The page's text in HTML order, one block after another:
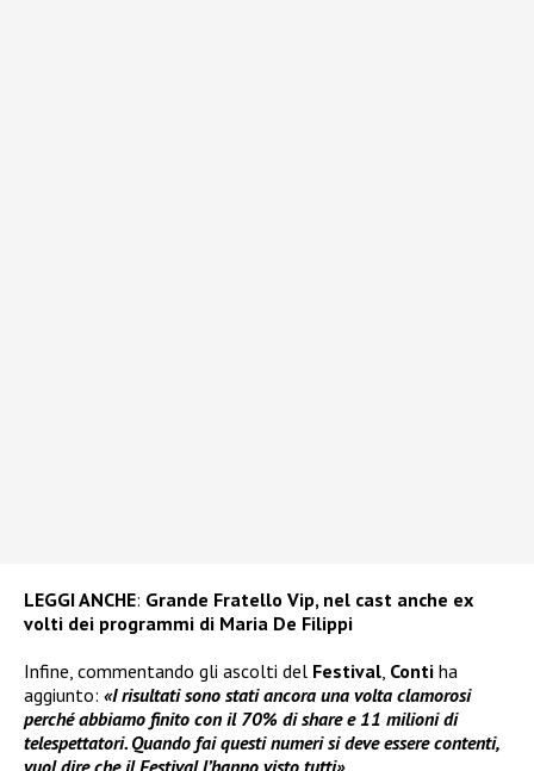
LEGGI ANCHE: Grande Fratello Vip, nel cast anche ex
volti dei programmi di Maria De Filippi
Infine, commentando gli ascolti del Festival, Conti ha
aggiunto: «I risultati sono stati ancora una volta clamorosi
perché abbiamo finito con il 70% di share e 11 milioni di
telespettatori. Quando fai questi numeri si deve essere contenti,